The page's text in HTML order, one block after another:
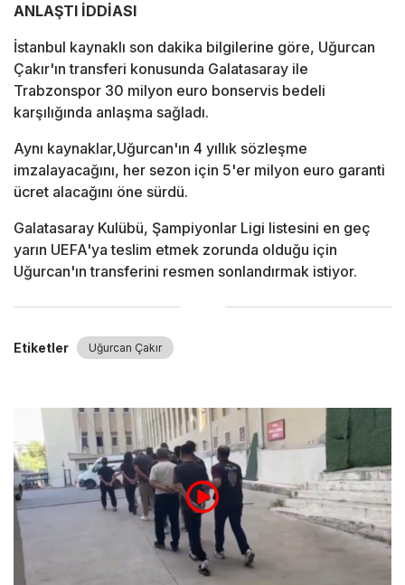
ANLAŞTI İDDİASI
İstanbul kaynaklı son dakika bilgilerine göre, Uğurcan
Çakır'ın transferi konusunda Galatasaray ile
Trabzonspor 30 milyon euro bonservis bedeli
karşılığında anlaşma sağladı.
Aynı kaynaklar,Uğurcan'ın 4 yıllık sözleşme
imzalayacağını, her sezon için 5'er milyon euro garanti
ücret alacağını öne sürdü.
Galatasaray Kulübü, Şampiyonlar Ligi listesini en geç
yarın UEFA'ya teslim etmek zorunda olduğu için
Uğurcan'ın transferini resmen sonlandırmak istiyor.
Etiketler Uğurcan Çakır